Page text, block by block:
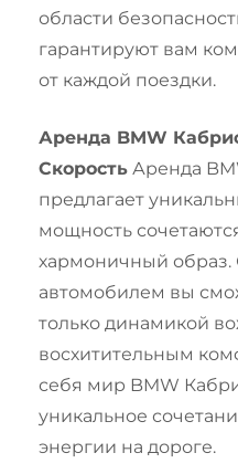
области
гарантируют вам
от каждой поездки.
Аренда BMW
Скорость Аренда
предлагает
мощность
хармоничный образ.
автомобилем вы
только динамикой
восхитительным
себя мир BMW
уникальное
энергии на дороге.